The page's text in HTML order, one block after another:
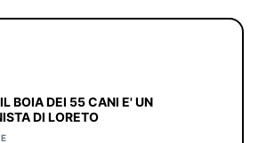
BOIA DEI 55 CANI E' UN
DI LORETO